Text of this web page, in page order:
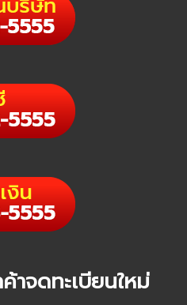
าจดทะเบียนใหม่